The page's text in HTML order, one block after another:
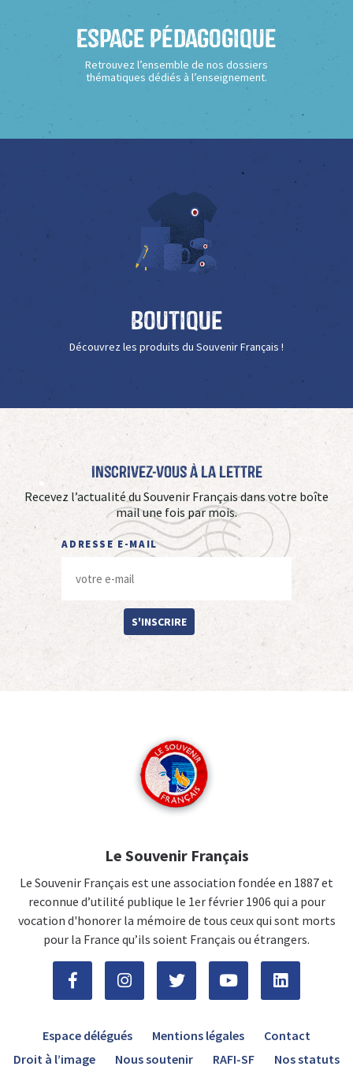
Espace Pédagogique
Retrouvez l’ensemble de nos dossiers
thématiques dédiés à l’enseignement.
Boutique
Découvrez les produits du Souvenir Français !
Inscrivez-vous à La Lettre
Recevez l’actualité du Souvenir Français dans votre boîte
mail une fois par mois.
ADRESSE E-MAIL
S'INSCRIRE
Le Souvenir Français
Le Souvenir Français est une association fondée en 1887 et
reconnue d’utilité publique le 1er février 1906 qui a pour
vocation d'honorer la mémoire de tous ceux qui sont morts
pour la France qu’ils soient Français ou étrangers.
Espace délégués Mentions légales
Contact
Droit à l’image
Nous soutenir RAFI-SF Nos statuts